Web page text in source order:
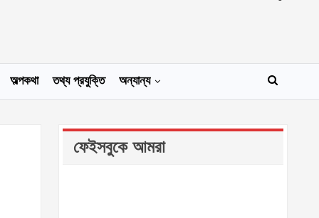
অল্পকথা তথ্য প্রযুক্তি অন্যান্য
ফেইসবুকে আমরা